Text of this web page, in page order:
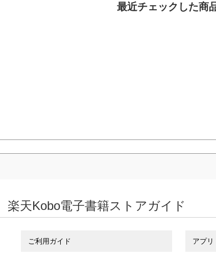
最近チェックした商
楽天Kobo電子書籍ストアガイド
ご利用ガイド アプリ